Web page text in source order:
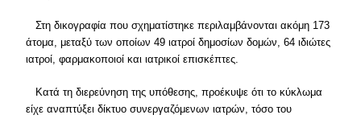
Στη δικογραφία που σχηματίστηκε περιλαμβάνονται ακόμη 173
άτομα, μεταξύ των οποίων 49 ιατροί δημοσίων δομών, 64 ιδιώτες
ιατροί, φαρμακοποιοί και ιατρικοί επισκέπτες.
Κατά τη διερεύνηση της υπόθεσης, προέκυψε ότι το κύκλωμα
είχε αναπτύξει δίκτυο συνεργαζόμενων ιατρών, τόσο του